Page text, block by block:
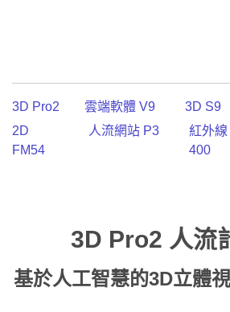
3D Pro2 雲端軟體 V9 3D S9
2D
FM54
人流網站 P3
紅外
400
3D Pro2 人流
基於人工智慧的3D立體